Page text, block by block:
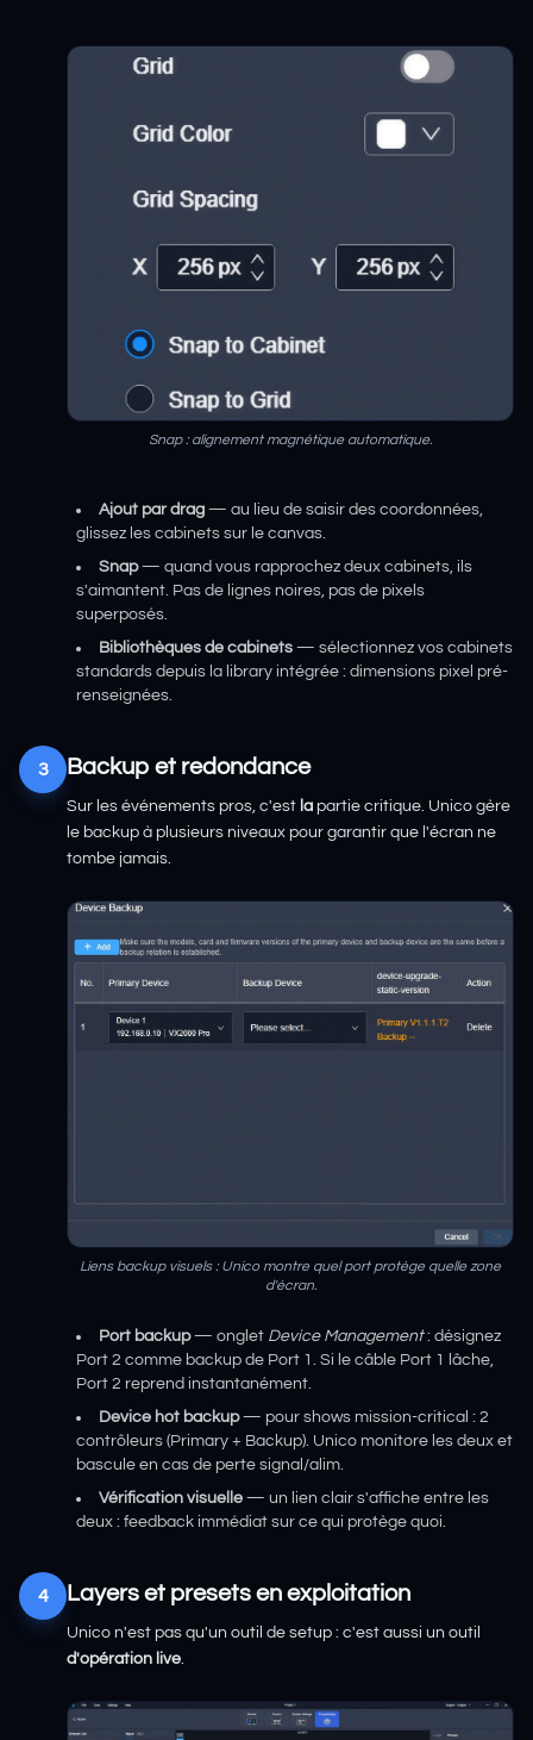
Snap : alignement magnétique automatique.
Ajout par drag — au lieu de saisir des coordonnées,
glissez les cabinets sur le canvas.
Snap— quand vous rapprochez deux cabinets, ils
s'aimantent. Pas de lignes noires, pas de pixels
superposés.
Bibliothèques de cabinets — sélectionnez vos cabinets
standards depuis la library intégrée : dimensions pixel pré-
renseignées.
3 Backup et redondance
Sur les événements pros, c'est la partie critique. Unico gère
le backup à plusieurs niveaux pour garantir que l'écran ne
tombe jamais.
Liens backup visuels : Unico montre quel port protège quelle zone
d'écran.
Port backup— onglet Device Management: désignez
Port 2 comme backup de Port 1. Si le câble Port 1 lâche,
Port 2 reprend instantanément.
Device hot backup— pour shows mission-critical : 2
contrôleurs (Primary + Backup). Unico monitore les deux et
bascule en cas de perte signal/alim.
Vérification visuelle — un lien clair s'affiche entre les
deux : feedback immédiat sur ce qui protège quoi.
4 Layers et presets en exploitation
Unico n'est pas qu'un outil de setup : c'est aussi un outil
d'opération live.